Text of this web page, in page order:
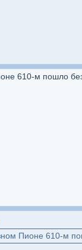
610-м пошло
Пионе 610-м